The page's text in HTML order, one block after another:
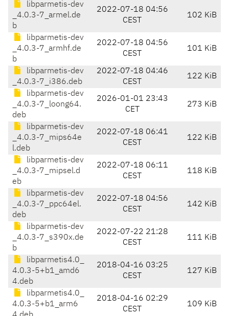
libparmetis-dev
_4.0.3-7_armel.de
b
2022-07-18 04:56
CEST
102 KiB
libparmetis-dev
_4.0.3-7_armhf.de
b
2022-07-18 04:56
CEST
101 KiB
libparmetis-dev
_4.0.3-7_i386.deb
2022-07-18 04:46
CEST
122 KiB
libparmetis-dev
_4.0.3-7_loong64.
deb
2026-01-01 23:43
CET
273 KiB
libparmetis-dev
_4.0.3-7_mips64e
l.deb
2022-07-18 06:41
CEST
122 KiB
libparmetis-dev
_4.0.3-7_mipsel.d
eb
2022-07-18 06:11
CEST
118 KiB
libparmetis-dev
_4.0.3-7_ppc64el.
deb
2022-07-18 04:56
CEST
142 KiB
libparmetis-dev
_4.0.3-7_s390x.de
b
2022-07-22 21:28
CEST
111 KiB
libparmetis4.0_
4.0.3-5+b1_amd6
4.deb
2018-04-16 03:25
CEST
127 KiB
libparmetis4.0_
4.0.3-5+b1_arm6
2018-04-16 02:29
CEST
109 KiB